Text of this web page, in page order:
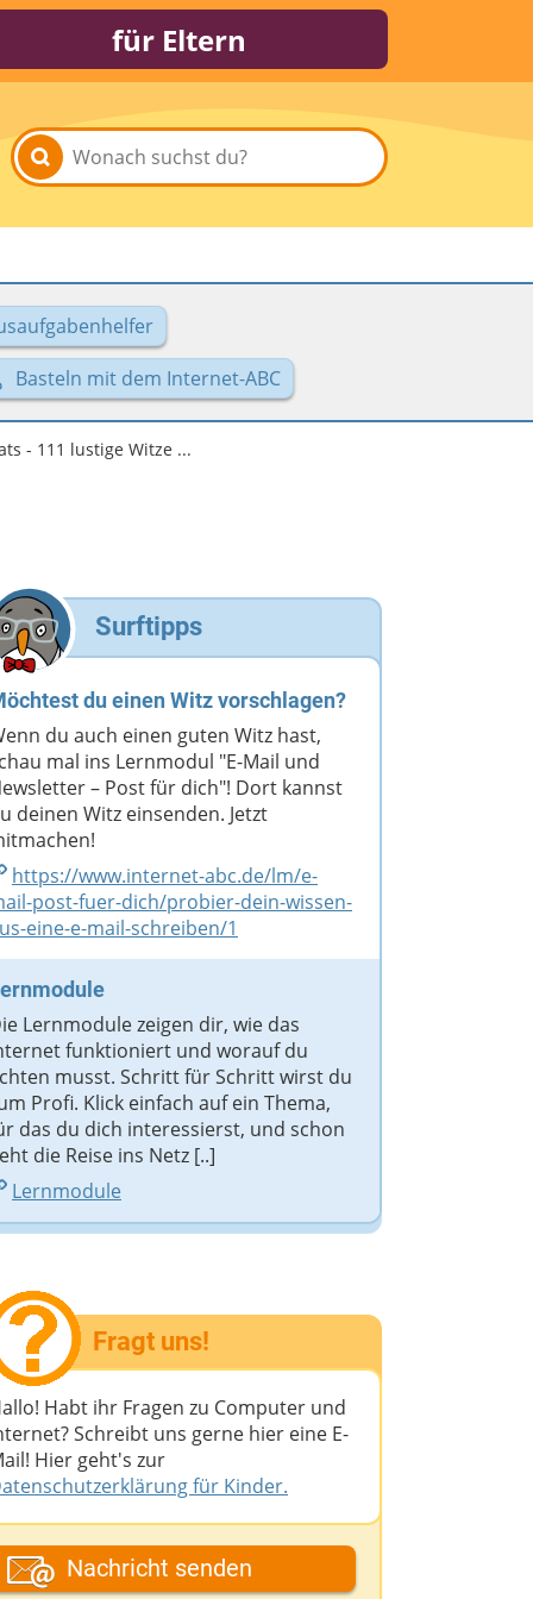
für Eltern
Basteln mit dem Internet-ABC
- 111 lustige Witze ...
Surftipps
du einen Witz vorschlagen?
du auch einen guten Witz hast,
mal ins Lernmodul "E-Mail und
– Post für dich"! Dort kannst
deinen Witz einsenden. Jetzt
https://www.internet-abc.de/​lm/​e-
post-fuer-dich/​probier-dein-wissen-
eine-e-mail-schreiben/​1
Lernmodule zeigen dir, wie das
funktioniert und worauf du
musst. Schritt für Schritt wirst du
Profi. Klick einfach auf ein Thema,
das du dich interessierst, und schon
die Reise ins Netz [..]
Lernmodule
Fragt uns!
Habt ihr Fragen zu Computer und
Schreibt uns gerne hier eine E-
Hier geht's zur
für Kinder.
Fantasiename
Nachricht senden